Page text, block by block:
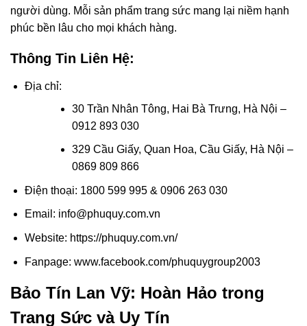
người dùng. Mỗi sản phẩm trang sức mang lại niềm hạnh
phúc bền lâu cho mọi khách hàng.
Thông Tin Liên Hệ:
Địa chỉ:
30 Trần Nhân Tông, Hai Bà Trưng, Hà Nội –
0912 893 030
329 Cầu Giấy, Quan Hoa, Cầu Giấy, Hà Nội –
0869 809 866
Điện thoại: 1800 599 995 & 0906 263 030
Email: info@phuquy.com.vn
Website: https://phuquy.com.vn/
Fanpage: www.facebook.com/phuquygroup2003
Bảo Tín Lan Vỹ: Hoàn Hảo trong
Trang Sức và Uy Tín